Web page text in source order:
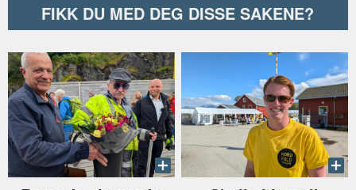
FIKK DU MED DEG DISSE SAKENE?